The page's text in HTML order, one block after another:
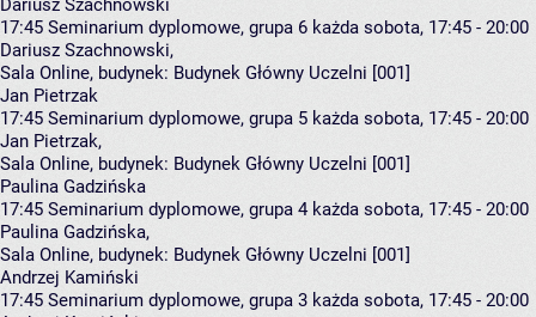
Dariusz Szachnowski
17:45 Seminarium dyplomowe, grupa 6 każda sobota, 17:45 - 20:00
Dariusz Szachnowski,
Sala Online, budynek: Budynek Główny Uczelni [001]
Jan Pietrzak
17:45 Seminarium dyplomowe, grupa 5 każda sobota, 17:45 - 20:00
Jan Pietrzak,
Sala Online, budynek: Budynek Główny Uczelni [001]
Paulina Gadzińska
17:45 Seminarium dyplomowe, grupa 4 każda sobota, 17:45 - 20:00
Paulina Gadzińska,
Sala Online, budynek: Budynek Główny Uczelni [001]
Andrzej Kamiński
17:45 Seminarium dyplomowe, grupa 3 każda sobota, 17:45 - 20:00